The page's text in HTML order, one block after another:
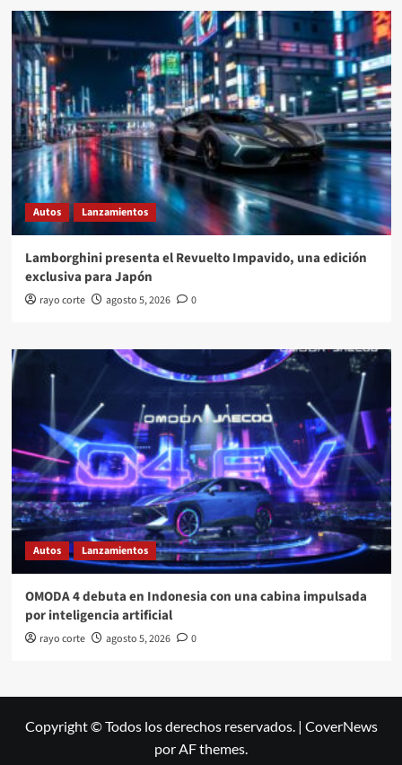
Autos Lanzamientos
Lamborghini presenta el Revuelto Impavido, una edición
exclusiva para Japón
rayo corte agosto 5, 2026 0
Autos Lanzamientos
OMODA 4 debuta en Indonesia con una cabina impulsada
por inteligencia artificial
rayo corte agosto 5, 2026 0
Copyright © Todos los derechos reservados. | CoverNews
por AF themes.